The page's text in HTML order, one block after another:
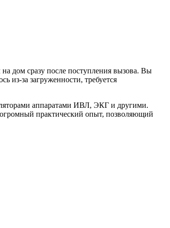
дом сразу после поступления вызова. Вы
из-за загруженности, требуется
аппаратами ИВЛ, ЭКГ и другими.
практический опыт, позволяющий